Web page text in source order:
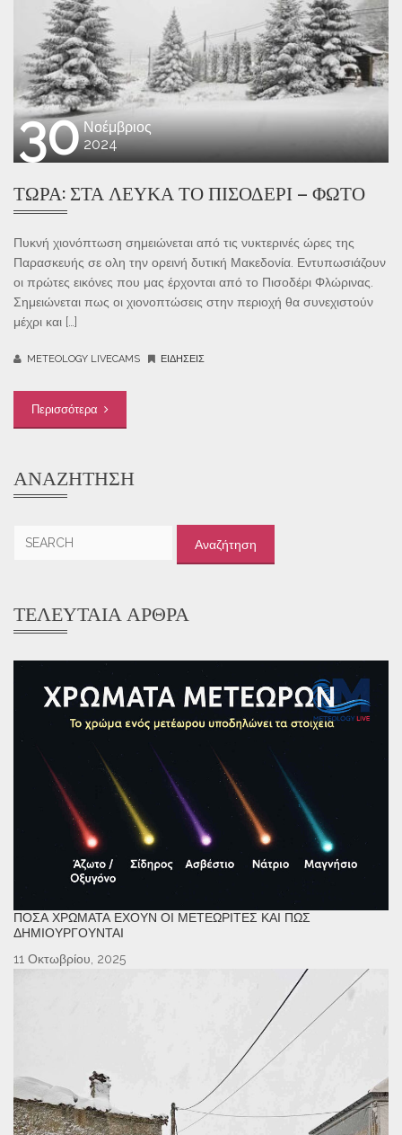
30 Νοέμβριος
2024
ΤΏΡΑ: ΣΤΑ ΛΕΥΚΆ ΤΟ ΠΙΣΟΔΈΡΙ – ΦΩΤΌ
Πυκνή χιονόπτωση σημειώνεται από τις νυκτερινές ώρες της
Παρασκευής σε ολη την ορεινή δυτική Μακεδονία. Εντυπωσιάζουν
οι πρώτες εικόνες που μας έρχονται από το Πισοδέρι Φλώρινας.
Σημειώνεται πως οι χιονοπτώσεις στην περιοχή θα συνεχιστούν
μέχρι και […]
METEOLOGY LIVECAMS ΕΙΔΉΣΕΙΣ
Περισσότερα
ΑΝΑΖΉΤΗΣΗ
ΤΕΛΕΥΤΑΊΑ ΆΡΘΡΑ
ΠΌΣΑ ΧΡΏΜΑΤΑ ΈΧΟΥΝ ΟΙ ΜΕΤΕΩΡΊΤΕΣ ΚΑΙ ΠΏΣ
ΔΗΜΙΟΥΡΓΟΎΝΤΑΙ
11 Οκτωβρίου, 2025